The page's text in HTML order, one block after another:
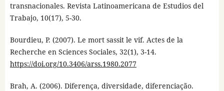
transnacionales. Revista Latinoamericana de Estudios del
Trabajo, 10(17), 5-30.
Bourdieu, P. (2007). Le mort sassit le vif. Actes de la
Recherche en Sciences Sociales, 32(1), 3-14.
https://doi.org/10.3406/arss.1980.2077
Brah, A. (2006). Diferença, diversidade, diferenciação.